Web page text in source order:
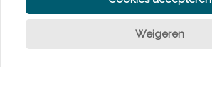
Weigeren